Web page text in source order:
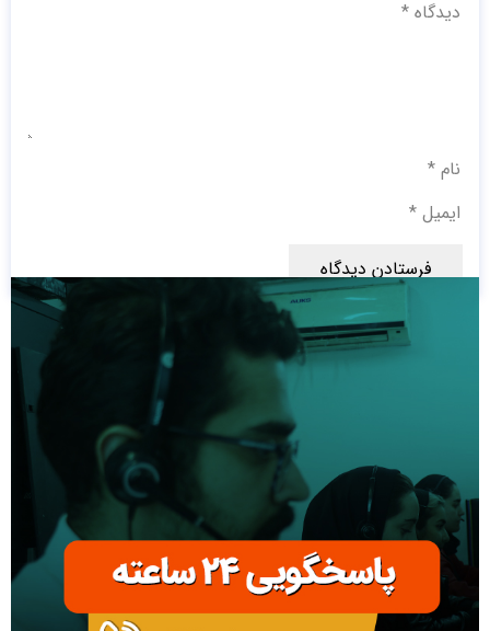
فرستادن دیدگاه